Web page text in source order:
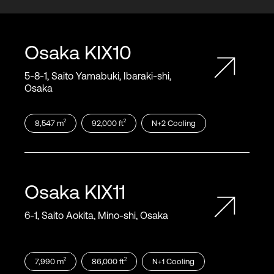
Osaka KIX10
5‑8‑1, Saito Yamabuki, Ibaraki‑shi,
Osaka
8,547 m2 92,000 ft2 N+2 Cooling
Osaka KIX11
6‑1, Saito Aokita, Mino‑shi, Osaka
7,990 m2 86,000 ft2 N+1 Cooling